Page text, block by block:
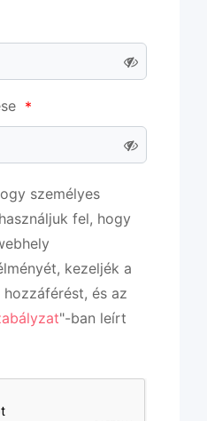
*
személyes
fel, hogy
kezeljék a
és az
"-ban leírt